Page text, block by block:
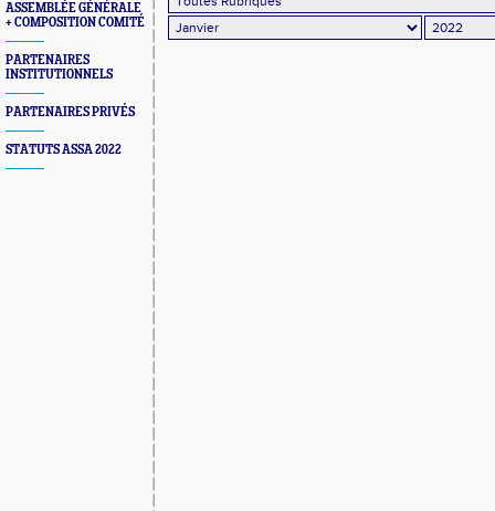
ASSEMBLÉE GÉNÉRALE
+ COMPOSITION COMITÉ
PARTENAIRES
INSTITUTIONNELS
PARTENAIRES PRIVÉS
STATUTS ASSA 2022